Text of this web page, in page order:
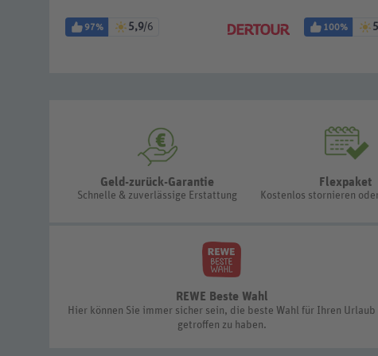
97% 5,9/6 100%
Geld-zurück-Garantie
Schnelle & zuverlässige Erstattung
Flexpaket
Kostenlos stornieren
REWE Beste Wahl
Hier können Sie immer sicher sein, die beste Wahl für Ihren Urlaub
getroffen zu haben.